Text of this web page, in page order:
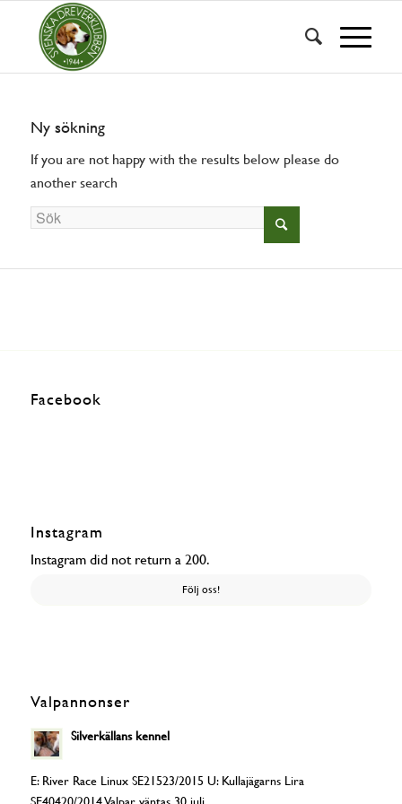
Ny sökning
If you are not happy with the results below please do
another search
Facebook
Instagram
Instagram did not return a 200.
Följ oss!
Valpannonser
Silverkällans kennel
E: River Race Linux SE21523/2015 U: Kullajägarns Lira
SE40420/2014 Valpar väntas 30 juli